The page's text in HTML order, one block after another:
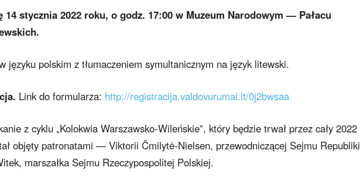
14 stycznia 2022 roku, o godz. 17:00 w Muzeum Narodowym — Pałacu
języku polskim z tłumaczeniem symultanicznym na język litewski.
Link do formularza: http://registracija.valdovurumai.lt/0j2bwsaa
z cyklu „Kolokwia Warszawsko-Wileńskie”, który będzie trwał przez cały 2022
objęty patronatami — Viktorii Čmilytė-Nielsen, przewodniczącej Sejmu Republiki
marszałka Sejmu Rzeczypospolitej Polskiej.